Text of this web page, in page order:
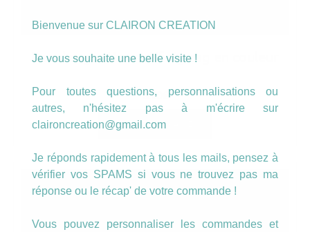
Boucles goutte motif zig zag en couleur
8.00
AJOUTER AU PANIER
Bienvenue sur CLAIRON CREATION
Je vous souhaite une belle visite !
Pour toutes questions, personnalisations ou
autres, n'hésitez pas à m'écrire sur
claironcreation@gmail.com
Je réponds rapidement à tous les mails, pensez à
vérifier vos SPAMS si vous ne trouvez pas ma
réponse ou le récap' de votre commande !
Vous pouvez personnaliser les commandes et